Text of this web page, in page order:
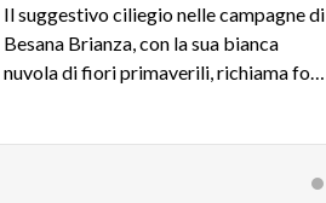
Il suggestivo ciliegio nelle campagne di
Besana Brianza, con la sua bianca
nuvola di fiori primaverili, richiama fotografi e curiosi.